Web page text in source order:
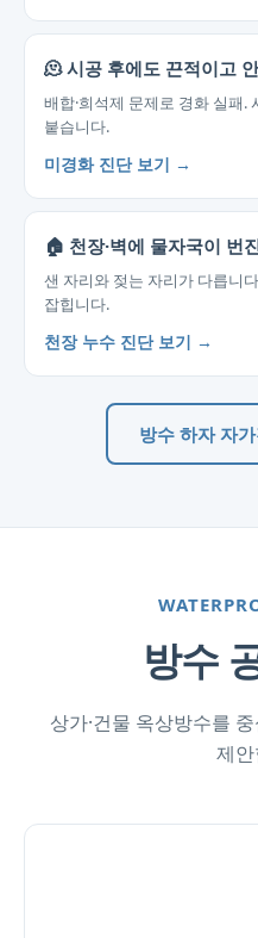
🫠 시공 후에도 끈적이고
배합·희석제 문제로 경화 실패.
붙습니다.
미경화 진단 보기 →
🏠 천장·벽에 물자국이 번
샌 자리와 젖는 자리가 다릅니
잡힙니다.
천장 누수 진단 보기 →
방수 하자 자
방수
상가·건물 옥상방수를
제